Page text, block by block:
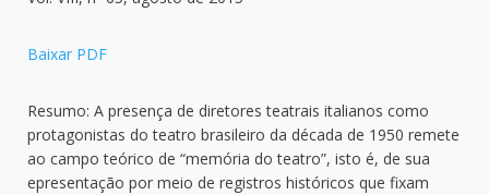
Baixar PDF
Resumo: A presença de diretores teatrais italianos como
protagonistas do teatro brasileiro da década de 1950 remete
ao campo teórico de “memória do teatro”, isto é, de sua
epresentação por meio de registros históricos que fixam